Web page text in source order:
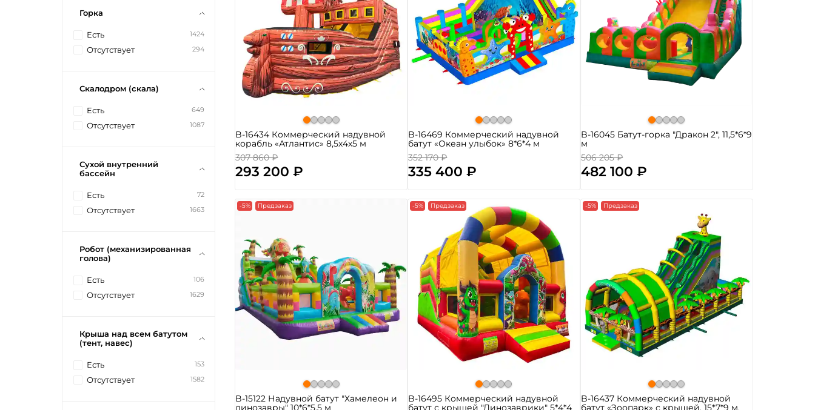
B-16434 Коммерческий надувной
корабль «Атлантис» 8,5х4х5 м
307 860 ₽
293 200 ₽
B-16469 Коммерческий надувной
батут «Океан улыбок» 8*6*4 м
352 170 ₽
335 400 ₽
B-16045 Батут-горка "Дракон 2", 11,5*6*9
м
506 205 ₽
482 100 ₽
-5% Предзаказ
B-15122 Надувной батут "Хамелеон и
динозавры" 10*6*5,5 м
-5% Предзаказ
B-16495 Коммерческий надувной
батут с крышей "Динозаврики" 5*4*4
-5% Предзаказ
B-16437 Коммерческий надувной
батут «Зоопарк» с крышей, 15*7*9 м.
Горка
Есть 1424
Отсутствует 294
Скалодром (скала)
Есть 649
Отсутствует 1087
Сухой внутренний
бассейн
Есть 72
Отсутствует 1663
Робот (механизированная
голова)
Есть 106
Отсутствует 1629
Крыша над всем батутом
(тент, навес)
Есть 153
Отсутствует 1582